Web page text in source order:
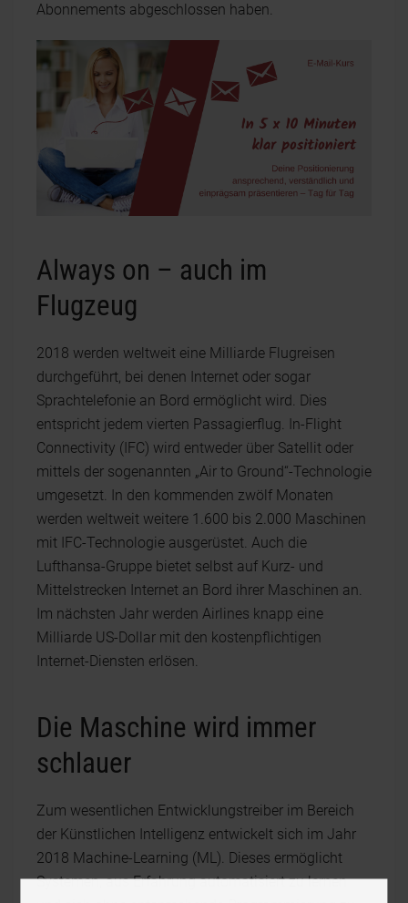
Abonnements abgeschlossen haben.
Always on – auch im
Flugzeug
2018 werden weltweit eine Milliarde Flugreisen
durchgeführt, bei denen Internet oder sogar
Sprachtelefonie an Bord ermöglicht wird. Dies
entspricht jedem vierten Passagierflug. In-Flight
Connectivity (IFC) wird entweder über Satellit oder
mittels der sogenannten „Air to Ground“-Technologie
umgesetzt. In den kommenden zwölf Monaten
werden weltweit weitere 1.600 bis 2.000 Maschinen
mit IFC-Technologie ausgerüstet. Auch die
Lufthansa-Gruppe bietet selbst auf Kurz- und
Mittelstrecken Internet an Bord ihrer Maschinen an.
Im nächsten Jahr werden Airlines knapp eine
Milliarde US-Dollar mit den kostenpflichtigen
Internet-Diensten erlösen.
Die Maschine wird immer
schlauer
Zum wesentlichen Entwicklungstreiber im Bereich
der Künstlichen Intelligenz entwickelt sich im Jahr
2018 Machine-Learning (ML). Dieses ermöglicht
Systemen, aus Erfahrung automatisiert zu lernen